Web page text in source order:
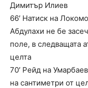
Димитър Илиев
66′ Натиск на
Абдулахи не бе
поле, в следващата
целта
70′ Рейд на
на сантиметри от